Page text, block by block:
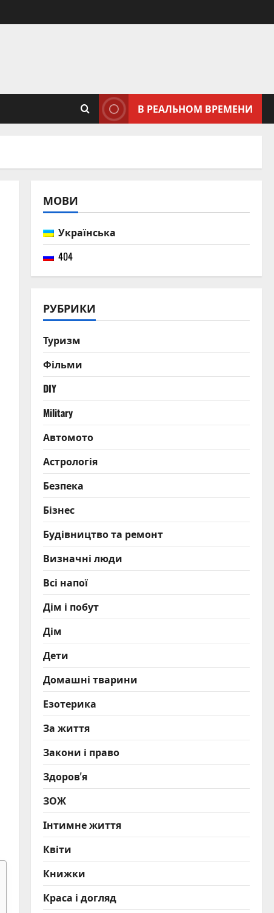
В РЕАЛЬНОМ ВРЕМЕНИ
МОВИ
Українська
404
РУБРИКИ
Туризм
Фільми
DIY
Military
Автомото
Астрологія
Безпека
Бізнес
Будівництво та ремонт
Визначні люди
Всі напої
Дім і побут
Дім
Дети
Домашні тварини
Езотерика
За життя
Закони і право
Здоров'я
ЗОЖ
Інтимне життя
Квіти
Книжки
Краса і догляд